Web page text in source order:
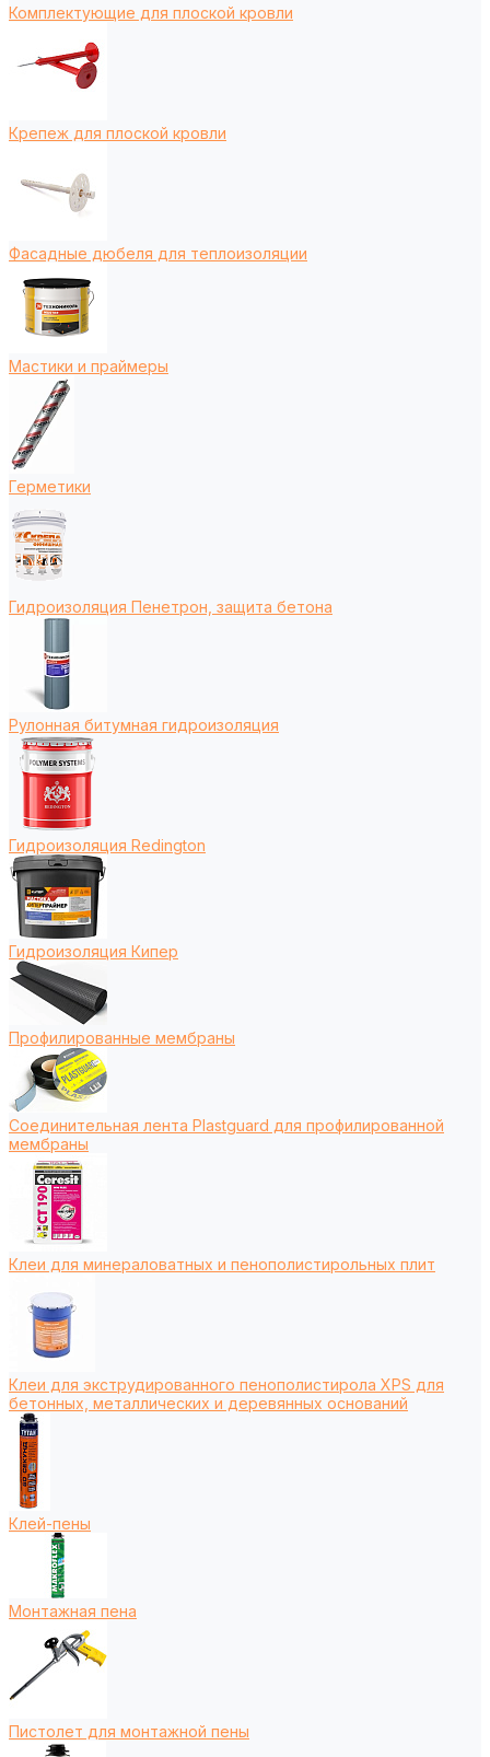
Комплектующие для плоской кровли
Крепеж для плоской кровли
Фасадные дюбеля для теплоизоляции
Мастики и праймеры
Герметики
Гидроизоляция Пенетрон, защита бетона
Рулонная битумная гидроизоляция
Гидроизоляция Redington
Гидроизоляция Кипер
Профилированные мембраны
Соединительная лента Plastguard для профилированной
мембраны
Клеи для минераловатных и пенополистирольных плит
Клеи для экструдированного пенополистирола XPS для
бетонных, металлических и деревянных оснований
Клей-пены
Монтажная пена
Пистолет для монтажной пены